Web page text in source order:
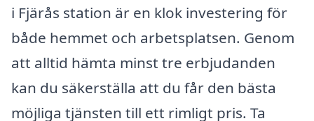
i Fjärås station är en klok investering för
både hemmet och arbetsplatsen. Genom
att alltid hämta minst tre erbjudanden
kan du säkerställa att du får den bästa
möjliga tjänsten till ett rimligt pris. Ta